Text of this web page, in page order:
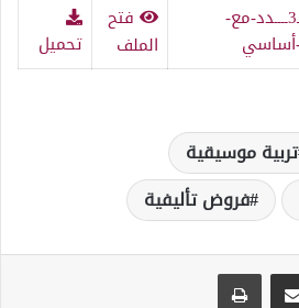
فرض-تأليفي-عــــ3ــــدد-مع-
فتح
الملف
تحميل
تربية موسيقية
فروض تأليفية